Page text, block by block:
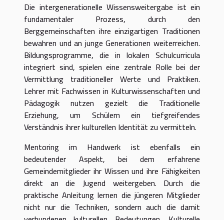
Die intergenerationelle Wissensweitergabe ist ein
fundamentaler Prozess, durch den
Berggemeinschaften ihre einzigartigen Traditionen
bewahren und an junge Generationen weiterreichen.
Bildungsprogramme, die in lokalen Schulcurricula
integriert sind, spielen eine zentrale Rolle bei der
Vermittlung traditioneller Werte und Praktiken.
Lehrer mit Fachwissen in Kulturwissenschaften und
Pädagogik nutzen gezielt die Traditionelle
Erziehung, um Schülern ein tiefgreifendes
Verständnis ihrer kulturellen Identität zu vermitteln.
Mentoring im Handwerk ist ebenfalls ein
bedeutender Aspekt, bei dem erfahrene
Gemeindemitglieder ihr Wissen und ihre Fähigkeiten
direkt an die Jugend weitergeben. Durch die
praktische Anleitung lernen die jüngeren Mitglieder
nicht nur die Techniken, sondern auch die damit